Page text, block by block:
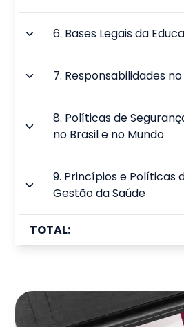
6. Bases Legais da
7. Responsabilidades
8. Políticas de
no Brasil e no Mundo
9. Princípios e Políticas
Gestão da Saúde
TOTAL: